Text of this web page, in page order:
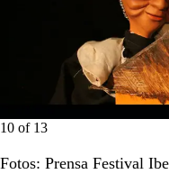
10 of 13
Fotos: Prensa Festival